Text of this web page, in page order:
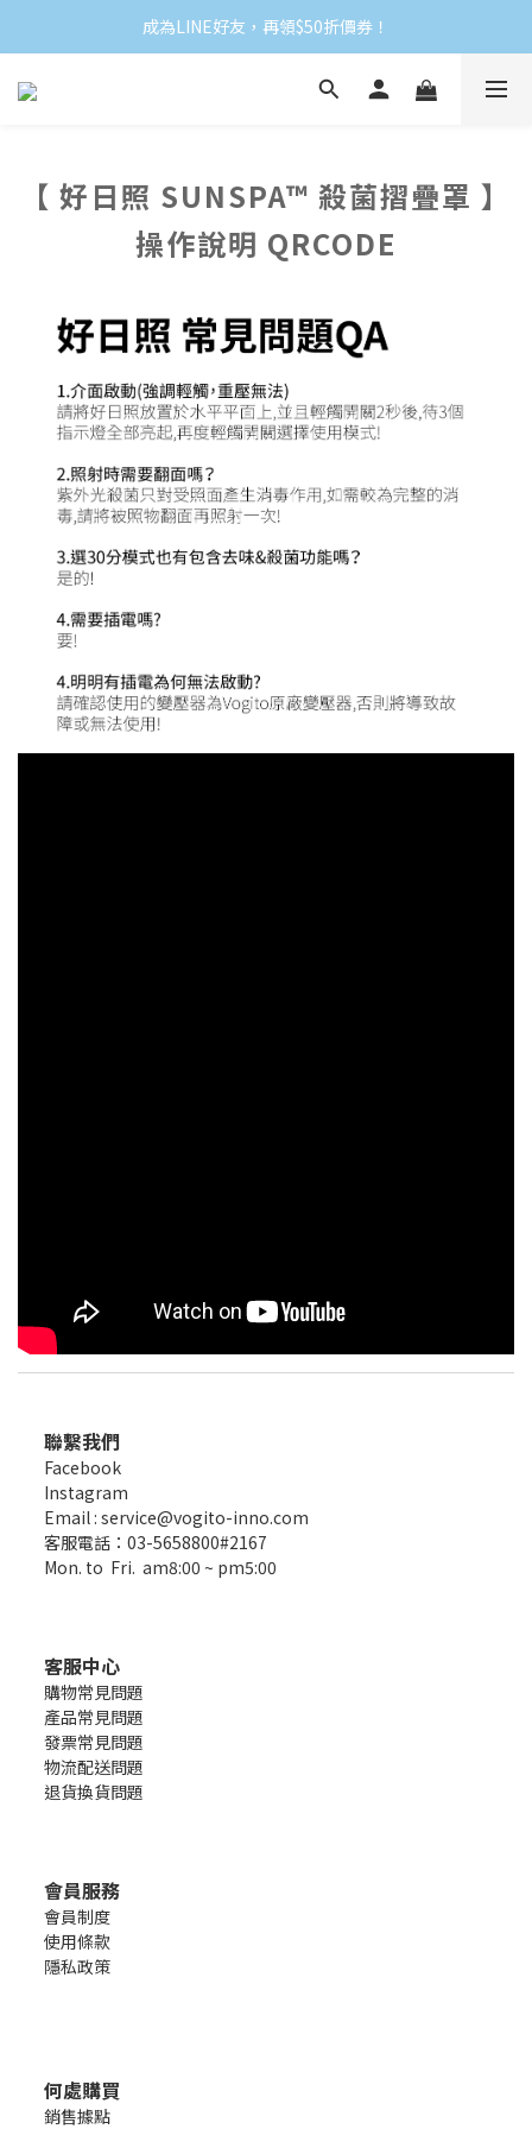
成為LINE好友，再領$50折價券！
【 好日照 SUNSPA™ 殺菌摺疊罩 】
操作說明 QRCODE
聯繫我們
Facebook
Instagram
Email : service@vogito-inno.com
客服電話：03-5658800#2167
Mon. to Fri. am8:00 ~ pm5:00
客服中心
購物常見問題
產品常見問題
發票常見問題
物流配送問題
退貨換貨問題
會員服務
會員制度
使用條款
隱私政策
何處購買
銷售據點